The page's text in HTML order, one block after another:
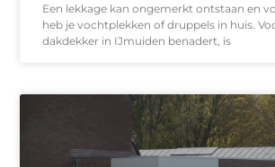
Een lekkage kan ongemerkt ontstaan en
heb je vochtplekken of druppels in huis.
dakdekker in IJmuiden benadert, is